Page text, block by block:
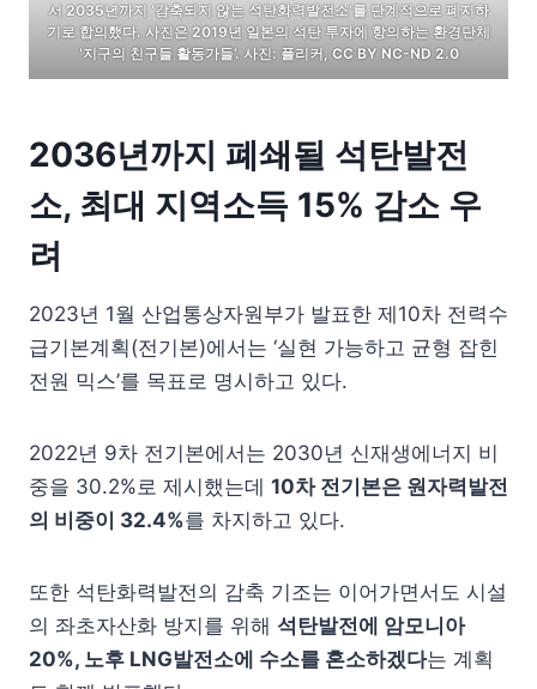
서 2035년까지 ‘감축되지 않는 석탄화력발전소’를 단계적으로 폐지하
기로 합의했다. 사진은 2019년 일본의 석탄 투자에 항의하는 환경단체
‘지구의 친구들 활동가들’. 사진: 플리커, CC BY NC-ND 2.0
2036년까지 폐쇄될 석탄발전
소, 최대 지역소득 15% 감소 우
려
2023년 1월 산업통상자원부가 발표한 제10차 전력수
급기본계획(전기본)에서는 ‘실현 가능하고 균형 잡힌
전원 믹스’를 목표로 명시하고 있다.
2022년 9차 전기본에서는 2030년 신재생에너지 비
중을 30.2%로 제시했는데 10차 전기본은 원자력발전
의 비중이 32.4%를 차지하고 있다.
또한 석탄화력발전의 감축 기조는 이어가면서도 시설
의 좌초자산화 방지를 위해 석탄발전에 암모니아
20%, 노후 LNG발전소에 수소를 혼소하겠다는 계획